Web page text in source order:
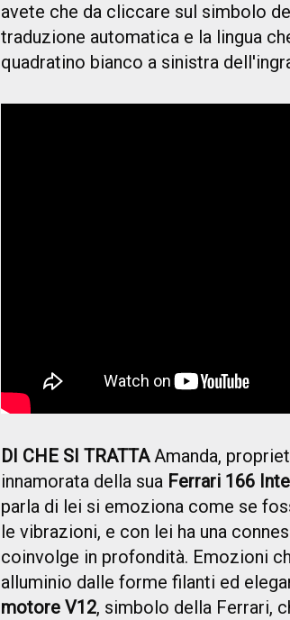
avete che da cliccare sul simbolo
traduzione automatica e la lingua
quadratino bianco a sinistra
DI CHE SI TRATTAAmanda,
innamorata della sua Ferrari 166
parla di lei si emoziona come se
le vibrazioni, e con lei ha una
coinvolge in profondità. Emozioni
alluminio dalle forme filanti ed
motore V12, simbolo della Ferrari,